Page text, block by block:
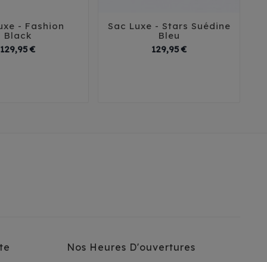

- Fashion
Black
129,95 €Prix

Sac Luxe - Stars Suédine
Bleu
129,95 €Prix
Nos Heures D'ouvertures